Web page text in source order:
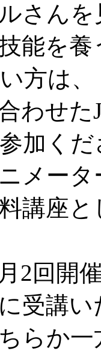
さんを
能を
方は
わせた
加く
メー
講座
2回開
受講
らか